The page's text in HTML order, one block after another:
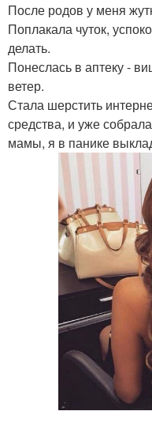
После родов у меня
Поплакала чуток,
делать.
Понеслась в аптеку -
ветер.
Стала шерстить
средства, и уже
мамы, я в панике